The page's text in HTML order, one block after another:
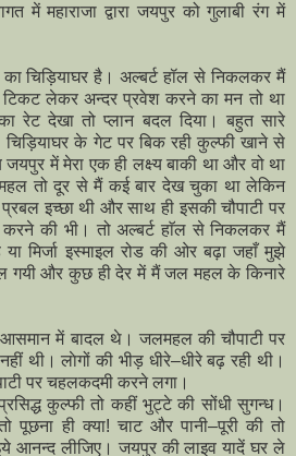
महाराजा द्वारा जयपुर को गुलाबी रंग में
चिड़ियाघर है। अल्बर्ट हॉल से निकलकर मैं
टिकट लेकर अन्दर प्रवेश करने का मन तो था
देखा तो प्लान बदल दिया। बहुत सारे
के गेट पर बिक रही कुल्फी खाने से
में मेरा एक ही लक्ष्‍य बाकी था और वो था
तो दूर से मैं कई बार देख चुका था लेकिन
इच्छा थी और साथ ही इसकी चौपाटी पर
की भी। तो अल्बर्ट हाॅल से निकलकर मैं
मिर्जा इस्माइल रोड की ओर बढ़ा जहाँ मुझे
गयी और कुछ ही देर में मैं जल महल के किनारे
में बादल थे। जलमहल की चौपाटी पर
थी। लाेगों की भीड़ धीरे–धीरे बढ़ रही थी।
पर चहलकदमी करने लगा।
कुल्फी तो कहीं भुट्टे की सोंधी सुगन्ध।
ही क्याǃ चाट और पानी–पूरी की तो
आनन्द लीजिए। जयपुर की लाइव यादें घर ले